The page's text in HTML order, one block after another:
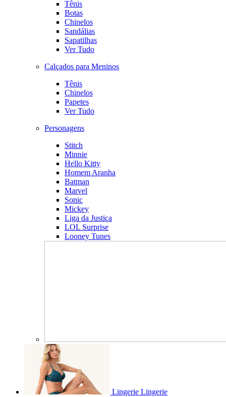
Tênis
Botas
Chinelos
Sandálias
Sapatilhas
Ver Tudo
Calçados para Meninos
Tênis
Chinelos
Papetes
Ver Tudo
Personagens
Stitch
Minnie
Hello Kitty
Homem Aranha
Batman
Marvel
Sonic
Mickey
Liga da Justiça
LOL Surprise
Looney Tunes
Lingerie Lingerie